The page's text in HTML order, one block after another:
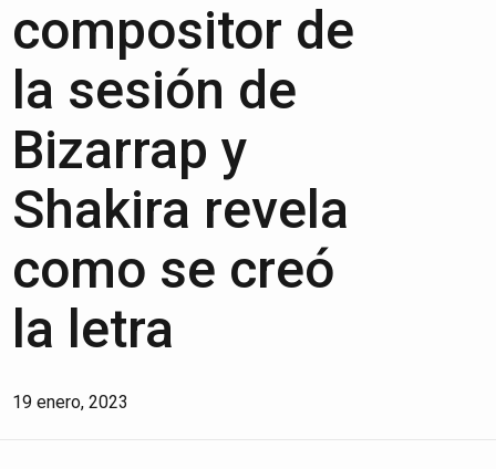
compositor de
la sesión de
Bizarrap y
Shakira revela
como se creó
la letra
19 enero, 2023